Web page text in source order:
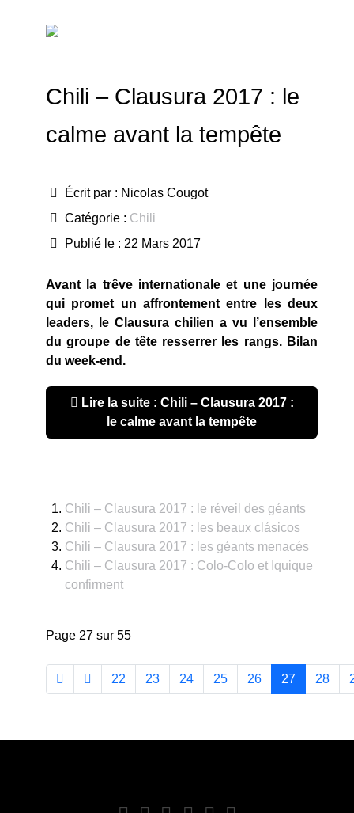
Chili – Clausura 2017 : le
calme avant la tempête
Écrit par : Nicolas Cougot
Catégorie : Chili
Publié le : 22 Mars 2017
Avant la trêve internationale et une journée
qui promet un affrontement entre les deux
leaders, le Clausura chilien a vu l’ensemble
du groupe de tête resserrer les rangs. Bilan
du week-end.
Lire la suite : Chili – Clausura 2017 :
le calme avant la tempête
Chili – Clausura 2017 : le réveil des géants
Chili – Clausura 2017 : les beaux clásicos
Chili – Clausura 2017 : les géants menacés
Chili – Clausura 2017 : Colo-Colo et Iquique
confirment
Page 27 sur 55
22 23 24 25 26 27 28